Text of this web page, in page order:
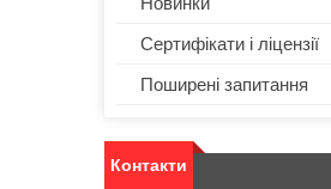
Сертифікати і ліцензії
Поширені запитання
Контакти